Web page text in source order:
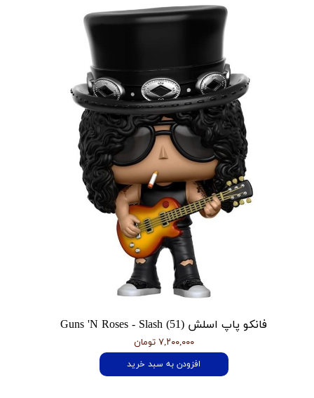
فانکو پاپ اسلش Guns 'N Roses - Slash (51)
۷,۲۰۰,۰۰۰ تومان
افزودن به سبد خرید